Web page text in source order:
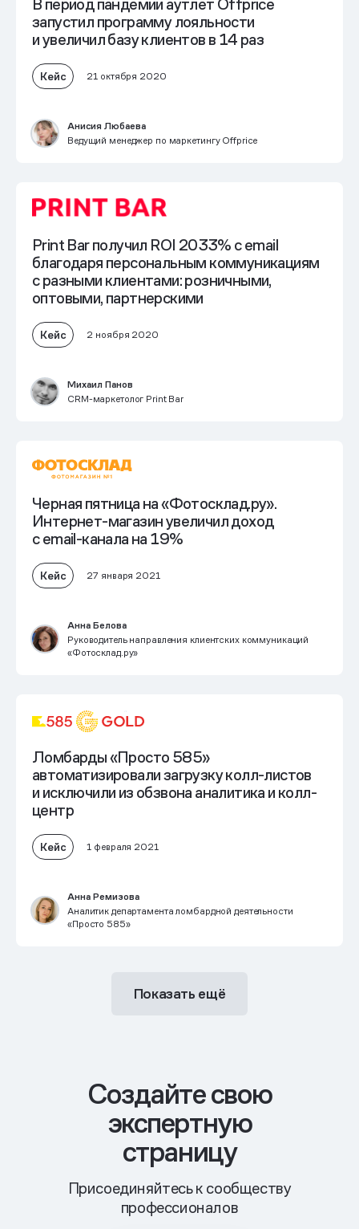
В период пандемии аутлет Offprice
запустил программу лояльности
и увеличил базу клиентов в 14 раз
Кейс 21 октября 2020
Анисия Любаева
Ведущий менеджер по маркетингу Offprice
Print Bar получил ROI 2033% с email
благодаря персональным коммуникациям
с разными клиентами: розничными,
оптовыми, партнерскими
Кейс 2 ноября 2020
Михаил Панов
CRM-маркетолог Print Bar
Черная пятница на «Фотосклад.ру».
Интернет-магазин увеличил доход
с email-канала на 19%
Кейс 27 января 2021
Анна Белова
Руководитель направления клиентских коммуникаций
«Фотосклад.ру»
Ломбарды «Просто 585»
автоматизировали загрузку колл-листов
и исключили из обзвона аналитика и колл-
центр
Кейс 1 февраля 2021
Анна Ремизова
Аналитик департамента ломбардной деятельности
«Просто 585»
Показать ещё
Cоздайте свою
экспертную
страницу
Присоединяйтесь к сообществу
профессионалов